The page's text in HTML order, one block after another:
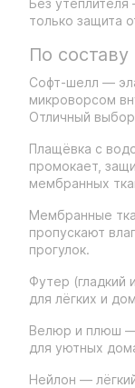
Без
только защита
По
Софт-шелл —
микроворсом
Отличный
Плащёвка с
промокает,
мембранных
Мембранные
пропускают
прогулок.
Футер (гладкий
для лёгких и
Велюр и плюш —
для уютных
Нейлон —